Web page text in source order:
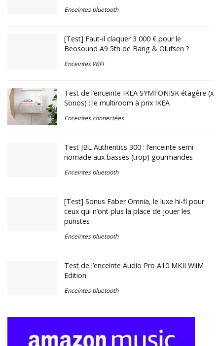
Enceintes bluetooth
[Test] Faut-il claquer 3 000 € pour le
Beosound A9 5th de Bang & Olufsen ?
Enceintes WiFI
Test de l’enceinte IKEA SYMFONISK étagère (x
Sonos) : le multiroom à prix IKEA
Enceintes connectées
Test JBL Authentics 300 : l’enceinte semi-
nomade aux basses (trop) gourmandes
Enceintes bluetooth
[Test] Sonus Faber Omnia, le luxe hi-fi pour
ceux qui n’ont plus la place de jouer les
puristes
Enceintes bluetooth
Test de l’enceinte Audio Pro A10 MKII WiiM
Edition
Enceintes bluetooth